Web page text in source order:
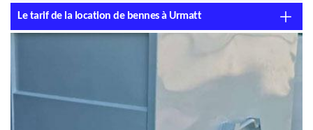
Le tarif de la location de bennes à Urmatt